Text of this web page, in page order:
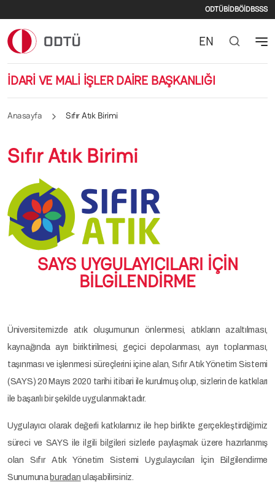
İkincil
ODTÜBİDBÖİDBSSS
İDARİ VE MALİ İŞLER DAİRE BAŞKANLIĞI
EN
Anasayfa Sıfır Atık Birimi
Sıfır Atık Birimi
SAYS UYGULAYICILARI İÇİN
BİLGİLENDİRME
Üniversitemizde atık oluşumunun önlenmesi, atıkların azaltılması,
kaynağında ayrı biriktirilmesi, geçici depolanması, ayrı toplanması,
taşınması ve işlenmesi süreçlerini içine alan, Sıfır Atık Yönetim Sistemi
(SAYS) 20 Mayıs 2020 tarihi itibari ile kurulmuş olup, sizlerin de katkıları
ile başarılı bir şekilde uygulanmaktadır.
Uygulayıcı olarak değerli katkılarınız ile hep birlikte gerçekleştirdiğimiz
süreci ve SAYS ile ilgili bilgileri sizlerle paylaşmak üzere hazırlanmış
olan Sıfır Atık Yönetim Sistemi Uygulayıcıları İçin Bilgilendirme
Sunumuna buradan ulaşabilirsiniz.